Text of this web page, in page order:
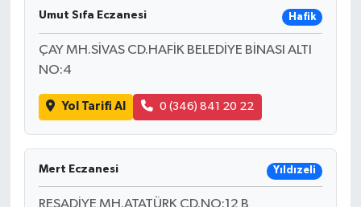
Umut Sıfa Eczanesi Hafik
ÇAY MH.SİVAS CD.HAFİK BELEDİYE BİNASI ALTI
NO:4
Yol Tarifi Al 0 (346) 841 20 22
Mert Eczanesi Yıldızeli
REŞADİYE MH.ATATÜRK CD.NO:12 B